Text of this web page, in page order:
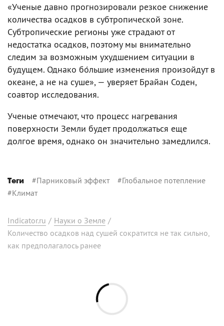
«Ученые давно прогнозировали резкое снижение
количества осадков в субтропической зоне.
Субтропические регионы уже страдают от
недостатка осадков, поэтому мы внимательно
следим за возможным ухудшением ситуации в
будущем. Однако бо́льшие изменения произойдут в
океане, а не на суше», — уверяет Брайан Соден,
соавтор исследования.
Ученые отмечают, что процесс нагревания
поверхности Земли будет продолжаться еще
долгое время, однако он значительно замедлился.
Теги #Парниковый эффект#Глобальное потепление
#Климат
Indicator.ru / Науки о Земле /
Количество осадков над сушей сократится не так сильно,
как предполагалось ранее